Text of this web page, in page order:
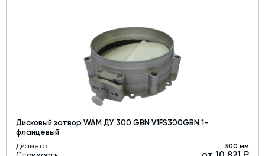
Дисковый затвор WAM ДУ 300 GBN V1FS300GBN 1-
фланцевый
Диаметр 300 мм